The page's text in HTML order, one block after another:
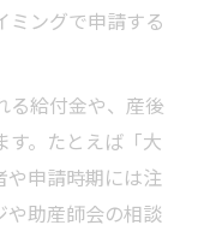
ミングで申請する
る給付金や、産後
す。たとえば「大
や申請時期には注
や助産師会の相談